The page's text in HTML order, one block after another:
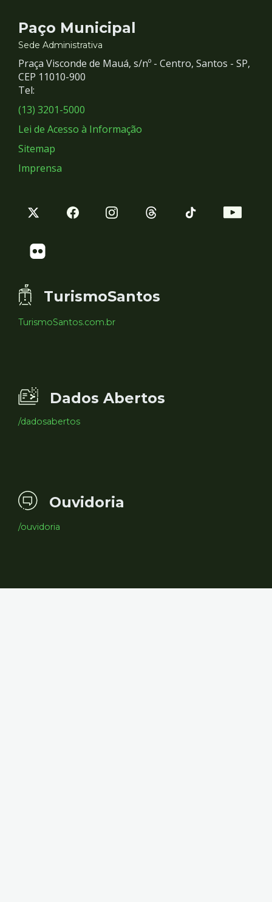
Contato
e
Redes
Sociais
Paço Municipal
Sede Administrativa
Praça Visconde de Mauá, s/nº - Centro, Santos - SP,
CEP 11010-900
Tel:
(13) 3201-5000
Lei de Acesso à Informação
Sitemap
Imprensa
TurismoSantos
TurismoSantos.com.br
Dados Abertos
/dadosabertos
Ouvidoria
/ouvidoria